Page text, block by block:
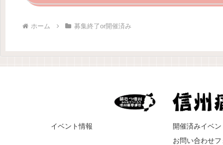
ホーム 募集終了or開催済み
イベント情報
開催済みイベ
お問い合わせ